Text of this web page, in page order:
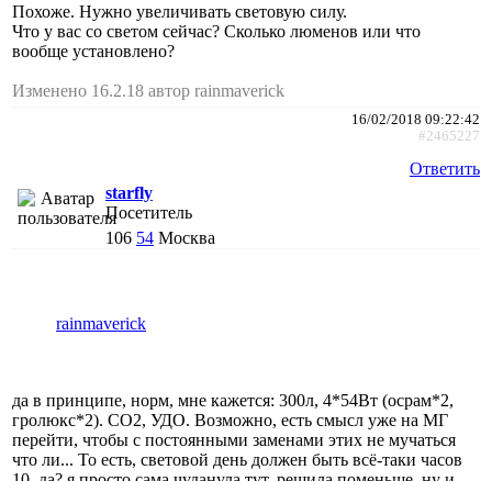
Похоже. Нужно увеличивать световую силу.
Что у вас со светом сейчас? Сколько люменов или что
вообще установлено?
Изменено 16.2.18 автор rainmaverick
16/02/2018 09:22:42
#2465227
Ответить
starfly
Посетитель
106 54 Москва
rainmaverick
да в принципе, норм, мне кажется: 300л, 4*54Вт (осрам*2,
гролюкс*2). СО2, УДО. Возможно, есть смысл уже на МГ
перейти, чтобы с постоянными заменами этих не мучаться
что ли... То есть, световой день должен быть всё-таки часов